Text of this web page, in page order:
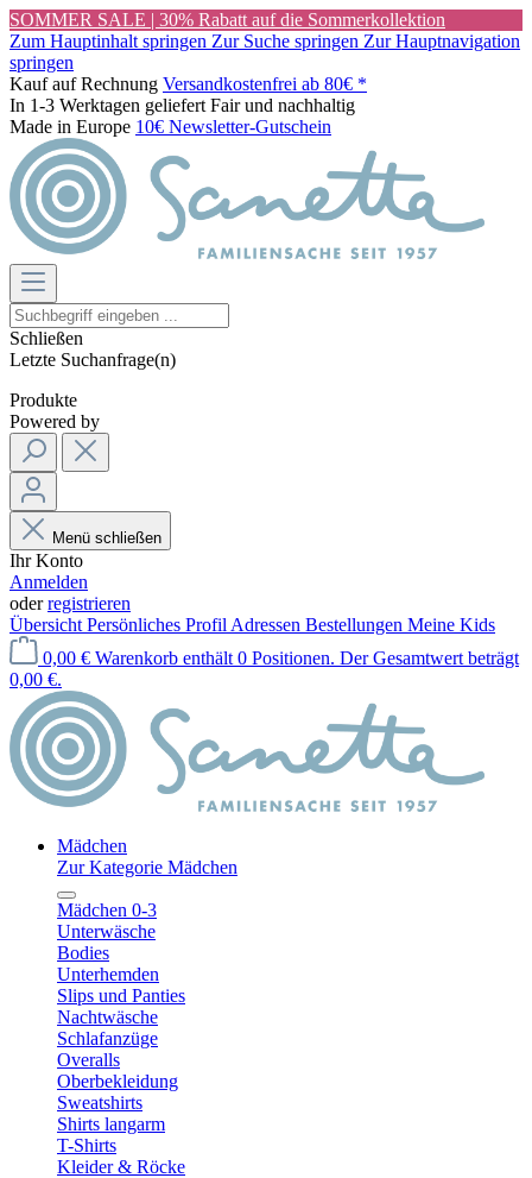
SOMMER SALE | 30% Rabatt auf die Sommerkollektion
Zum Hauptinhalt springen Zur Suche springen Zur Hauptnavigation
springen
Kauf auf Rechnung Versandkostenfrei ab 80€ *
In 1-3 Werktagen geliefert Fair und nachhaltig
Made in Europe 10€ Newsletter-Gutschein
Schließen
Letzte Suchanfrage(n)
Produkte
Powered by
Menü schließen
Ihr Konto
Anmelden
oderregistrieren
Übersicht Persönliches Profil Adressen Bestellungen Meine Kids
0,00 € Warenkorb enthält 0 Positionen. Der Gesamtwert beträgt
0,00 €.
Mädchen
Zur Kategorie Mädchen
Mädchen 0-3
Unterwäsche
Bodies
Unterhemden
Slips und Panties
Nachtwäsche
Schlafanzüge
Overalls
Oberbekleidung
Sweatshirts
Shirts langarm
T-Shirts
Kleider & Röcke